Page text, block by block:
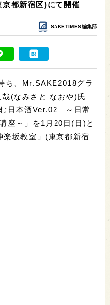
京都新宿区)にて開催
SAKETIMES編集部
ち、Mr.SAKE2018グラ
(なみさと なおや)氏
日本酒Ver.02 ～日常
座～」を1月20日(日)と
坂教室」(東京都新宿